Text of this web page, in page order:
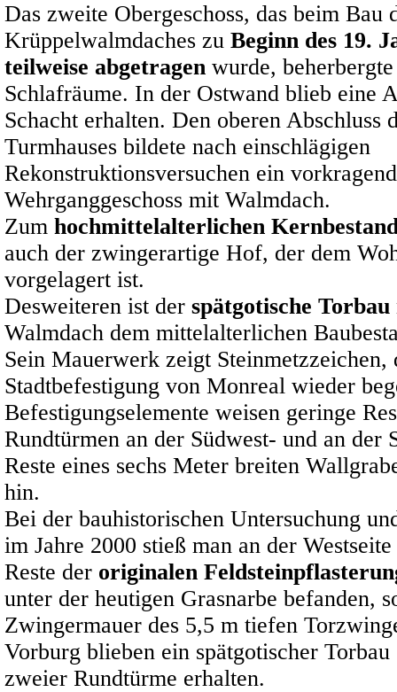
Das zweite Obergeschoss, das beim Bau
Krüppelwalmdaches zu Beginn des 19.
teilweise abgetragen wurde,
Schlafräume. In der Ostwand blieb eine
Schacht erhalten. Den oberen Abschluss
Turmhauses bildete nach einschlägigen
Rekonstruktionsversuchen ein
Wehrganggeschoss mit Walmdach.
Zum hochmittelalterlichen
auch der zwingerartige Hof, der dem
vorgelagert ist.
Desweiteren ist der spätgotische Torbau
Walmdach dem mittelalterlichen
Sein Mauerwerk zeigt Steinmetzzeichen,
Stadtbefestigung von Monreal wieder
Befestigungselemente weisen geringe
Rundtürmen an der Südwest- und an der
Reste eines sechs Meter breiten
hin.
Bei der bauhistorischen Untersuchung
im Jahre 2000 stieß man an der
Reste der originalen
unter der heutigen Grasnarbe befanden,
Zwingermauer des 5,5 m tiefen
Vorburg blieben ein spätgotischer
zweier Rundtürme erhalten.